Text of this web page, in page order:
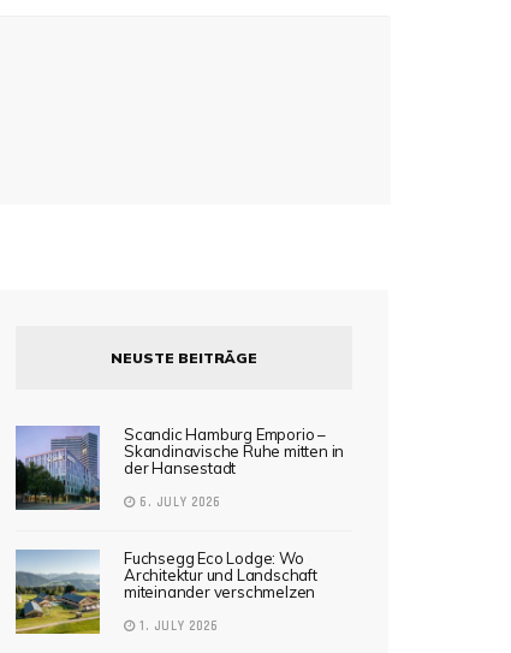
NEUSTE BEITRÄGE
Scandic Hamburg Emporio –
Skandinavische Ruhe mitten in
der Hansestadt
6. JULY 2026
Fuchsegg Eco Lodge: Wo
Architektur und Landschaft
miteinander verschmelzen
1. JULY 2026